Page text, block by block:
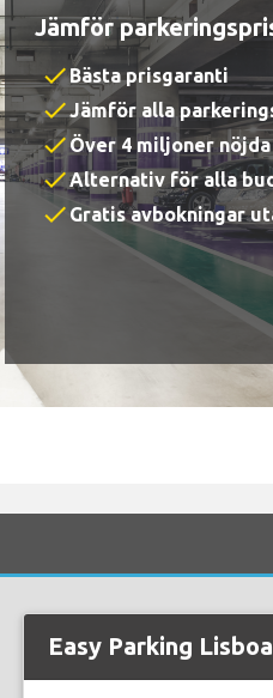
Jämför
checkBästa prisgaranti
checkJämför alla
checkÖver 4 miljoner
checkAlternativ för alla
check Gratis avbokningar
Easy Parking